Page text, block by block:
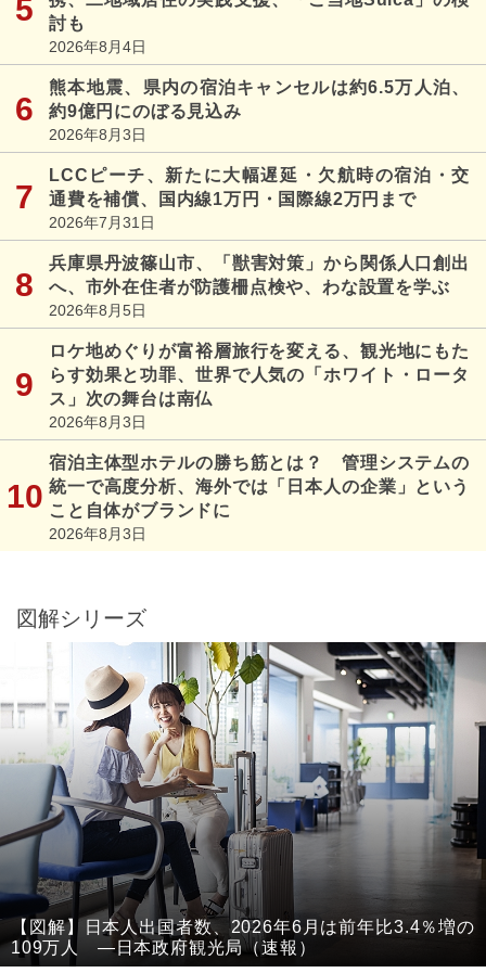
討も
2026年8月4日
熊本地震、県内の宿泊キャンセルは約6.5万人泊、
約9億円にのぼる見込み
2026年8月3日
LCCピーチ、新たに大幅遅延・欠航時の宿泊・交
通費を補償、国内線1万円・国際線2万円まで
2026年7月31日
兵庫県丹波篠山市、「獣害対策」から関係人口創出
へ、市外在住者が防護柵点検や、わな設置を学ぶ
2026年8月5日
ロケ地めぐりが富裕層旅行を変える、観光地にもた
らす効果と功罪、世界で人気の「ホワイト・ロータ
ス」次の舞台は南仏
2026年8月3日
宿泊主体型ホテルの勝ち筋とは？ 管理システムの
統一で高度分析、海外では「日本人の企業」という
こと自体がブランドに
2026年8月3日
図解シリーズ
【図解】日本人出国者数、2026年6月は前年比3.4％増の
109万人 ―日本政府観光局（速報）